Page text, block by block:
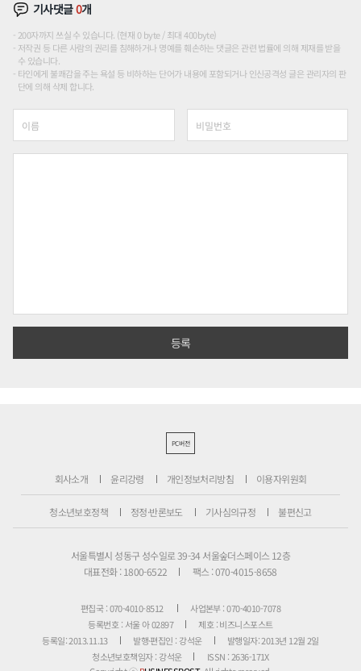
기사댓글0개
200자까지 쓰실 수 있습니다. (현재 0 byte / 최대 400byte)
저작권 등 다른 사람의 권리를 침해하거나 명예를 훼손하는 댓글은 관련 법률에 의해 제재를 받을
수 있습니다.
타인에게 불쾌감을 주는 욕설 등 비하하는 단어가 내용에 포함되거나 인신공격성 글은 관리자의 판
단에 의해 삭제 합니다.
PC버전
회사소개 윤리강령 개인정보처리방침 이용자위원회
청소년보호정책 정정·반론보도 기사심의규정 불편신고
서울특별시 성동구 성수일로 39-34 서울숲더스페이스 12층
대표전화 : 1800-6522
팩스 : 070-4015-8658
편집국 : 070-4010-8512
사업본부 : 070-4010-7078
등록번호 : 서울 아 02897
제호 : 비즈니스포스트
등록일: 2013.11.13
발행·편집인 : 강석운
발행일자: 2013년 12월 2일
청소년보호책임자 : 강석운
ISSN : 2636-171X